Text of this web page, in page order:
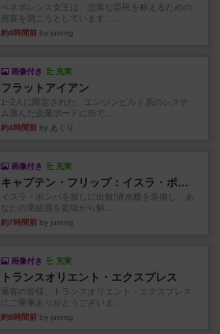
ベネボレンス女王は、忠実な臣民を称えるための
祝宴を開こうとしています。...
約4時間前 by jurong
画像付き 充実
フラットアイアン
1~2人に限定された、エンジンビルド系のシステ
ム選んだ企業ボードに街で...
約4時間前 by あくり
画像付き 充実
キャプテン・フリップ：イスラ・ボンバ
イスラ・ボンバを探しに出航!潜水艦を装備し、あ
なたの乗組員を監獄から解...
約7時間前 by jurong
画像付き 充実
トランスオリエント・エクスプレス
乗客の皆様、トランスオリエント・エクスプレス
にご乗車ありがとうございま...
約8時間前 by jurong